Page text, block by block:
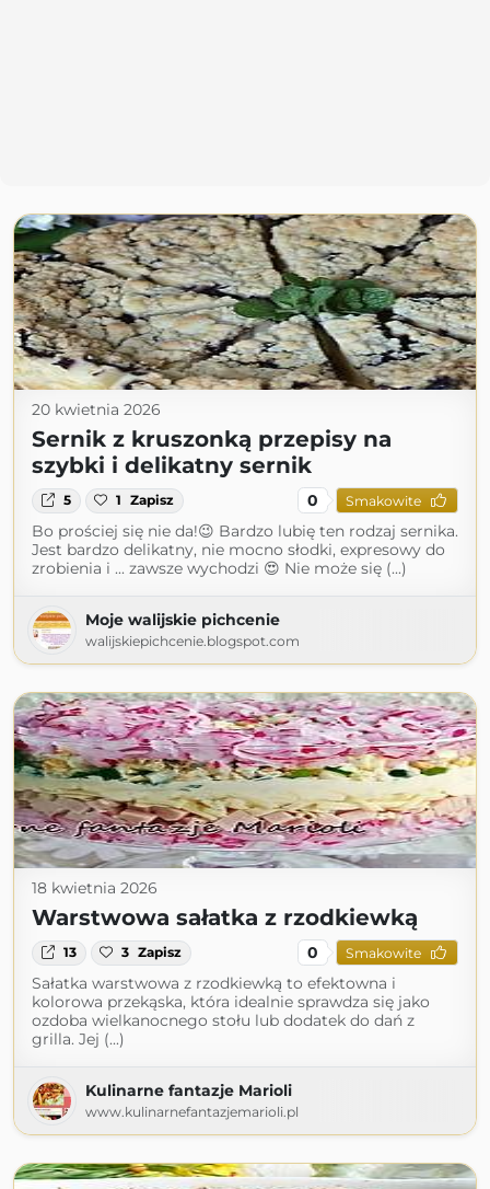
20 kwietnia 2026
Sernik z kruszonką przepisy na
szybki i delikatny sernik
5 1 Zapisz 0 Smakowite
Bo prościej się nie da!😉 Bardzo lubię ten rodzaj sernika.
Jest bardzo delikatny, nie mocno słodki, expresowy do
zrobienia i ... zawsze wychodzi 😍 Nie może się (...)
Moje walijskie pichcenie
walijskiepichcenie.blogspot.com
18 kwietnia 2026
Warstwowa sałatka z rzodkiewką
13 3 Zapisz 0 Smakowite
Sałatka warstwowa z rzodkiewką to efektowna i
kolorowa przekąska, która idealnie sprawdza się jako
ozdoba wielkanocnego stołu lub dodatek do dań z
grilla. Jej (...)
Kulinarne fantazje Marioli
www.kulinarnefantazjemarioli.pl